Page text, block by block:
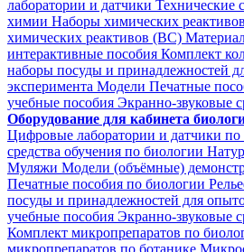
лаборатории и датчики Технические
химии Наборы химических
химических реактивов (ВС)
интерактивные пособия Комплект
наборы посуды и принадлежностей
эксперимента Модели Печатные
учебные пособия Экранно-звуковые
Оборудование для кабинета
Цифровые лаборатории и датчики по
средства обучения по биологии
Муляжи Модели (объёмные)
Печатные пособия по биологии
посуды и принадлежностей для
учебные пособия Экранно-звуковые
Комплект микропрепаратов по
микропрепаратов по ботанике